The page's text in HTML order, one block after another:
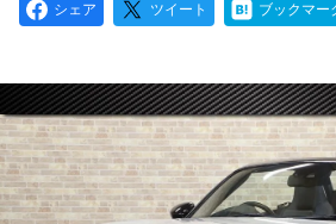
シェア ツイート ブックマー